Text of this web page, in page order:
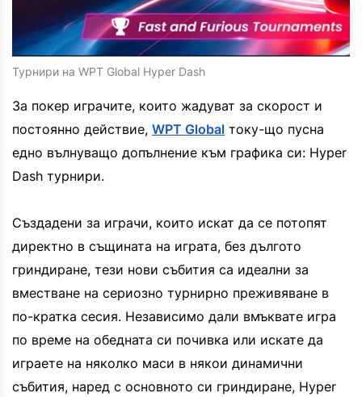
Турнири на WPT Global Hyper Dash
За покер играчите, които жадуват за скорост и
постоянно действие, WPT Global току-що пусна
едно вълнуващо допълнение към графика си: Hyper
Dash турнири.
Създадени за играчи, които искат да се потопят
директно в същината на играта, без дългото
гриндиране, тези нови събития са идеални за
вместване на сериозно турнирно преживяване в
по-кратка сесия. Независимо дали вмъквате игра
по време на обедната си почивка или искате да
играете на няколко маси в някои динамични
събития, наред с основното си гриндиране, Hyper